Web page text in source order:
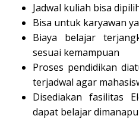
Jadwal kuliah bisa
Bisa untuk karyawan
Biaya belajar
sesuai kemampuan
Proses pendidikan
terjadwal agar
Disediakan fasilitas
dapat belajar